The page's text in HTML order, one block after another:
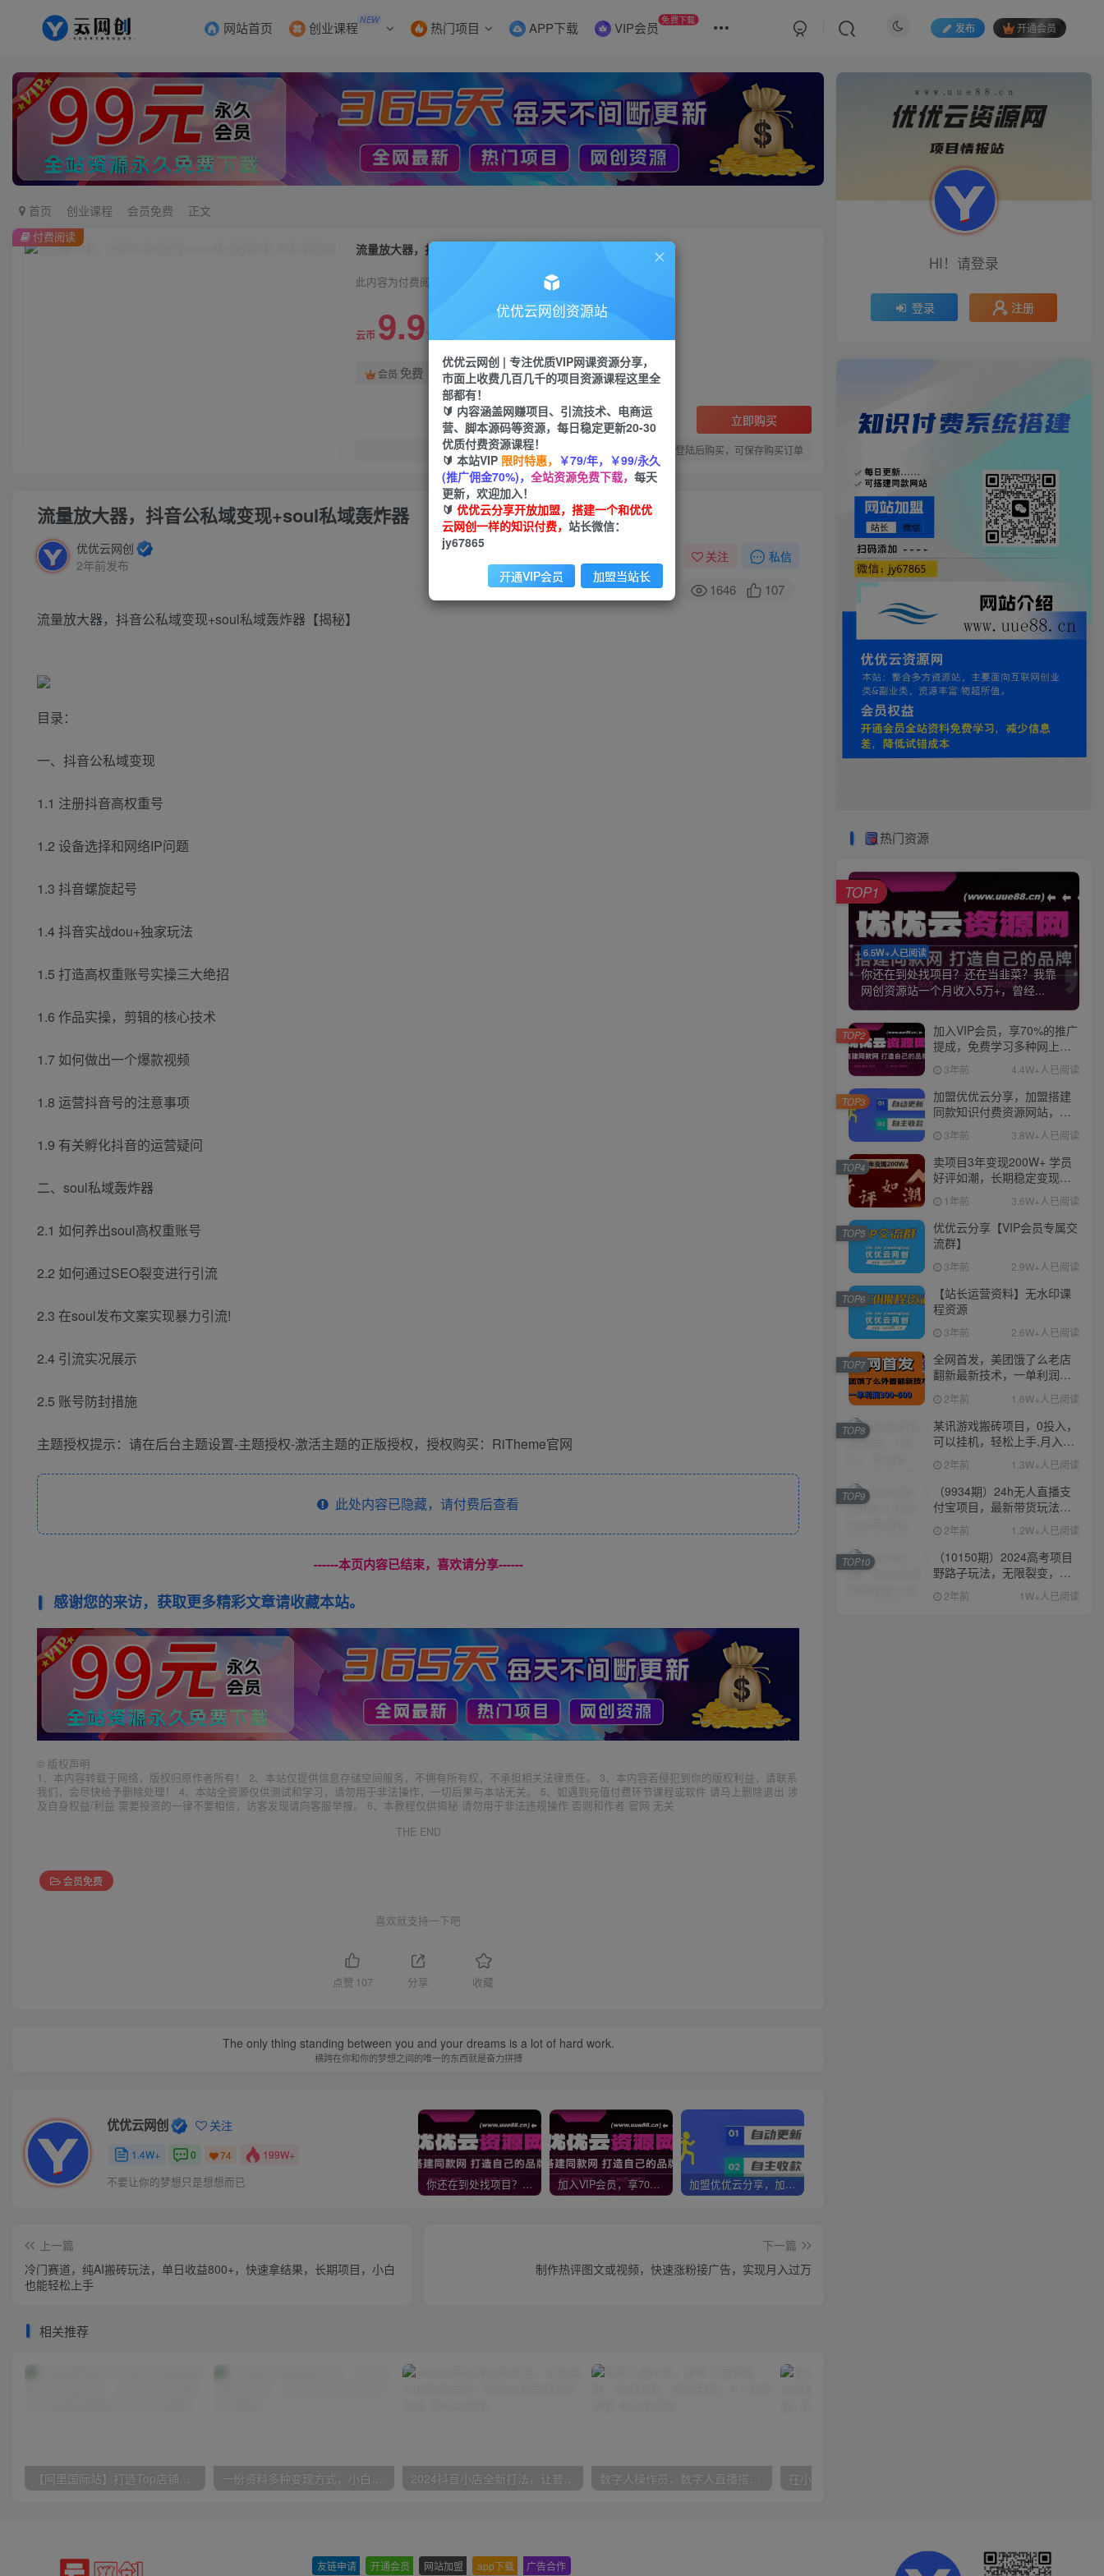
网站首页 创业课程 NEW 热门项目 APP下载 VIP会员 免费下载
发布 开通会员
首页 创业课程 会员免费 正文
流量放大器，抖音公私域变现+soul私域轰炸器
此内容为付费阅读，请付费后查看
云币 9.9云币
会员 免费
立即购买
您当前未登录！建议登陆后购买，可保存购买订单
付费阅读
流量放大器，抖音公私域变现+soul私域轰炸器
优优云网创
2年前发布
关注 私信
1646 107
流量放大器，抖音公私域变现+soul私域轰炸器【揭秘】
目录：
一、抖音公私域变现
1.1 注册抖音高权重号
1.2 设备选择和网络IP问题
1.3 抖音螺旋起号
1.4 抖音实战dou+独家玩法
1.5 打造高权重账号实操三大绝招
1.6 作品实操，剪辑的核心技术
1.7 如何做出一个爆款视频
1.8 运营抖音号的注意事项
1.9 有关孵化抖音的运营疑问
二、soul私域轰炸器
2.1 如何养出soul高权重账号
2.2 如何通过SEO裂变进行引流
2.3 在soul发布文案实现暴力引流!
2.4 引流实况展示
2.5 账号防封措施
主题授权提示：请在后台主题设置-主题授权-激活主题的正版授权，授权购买：RiTheme官网
此处内容已隐藏，请付费后查看
------本页内容已结束，喜欢请分享------
感谢您的来访，获取更多精彩文章请收藏本站。
© 版权声明
1、本内容转载于网络，版权归原作者所有！ 2、本站仅提供信息存储空间服务，不拥有所有权，不承担相关法律责任。 3、本内容若侵犯到你的版权利益，请联系
我们，会尽快给予删除处理！ 4、本站全资源仅供测试和学习，请勿用于非法操作，一切后果与本站无关。 5、如遇到充值付费环节课程或软件 请马上删除退出 涉
及自身权益/利益 需要投资的一律不要相信，访客发现请向客服举报。 6、本教程仅供揭秘 请勿用于非法违规操作 否则和作者 官网 无关
THE END
会员免费
喜欢就支持一下吧
点赞 107 分享 收藏
The only thing standing between you and your dreams is a lot of hard work.
横跨在你和你的梦想之间的唯一的东西就是奋力拼搏
优优云网创 关注
1.4W+ 0 74 199W+
不要让你的梦想只是想想而已 你还在到处找项目？还在当韭菜？我靠网创资源站一个月收入5万+，曾经我也是个失败者。 加入VIP会员，享70%的推广提成，免费学习多种网上创业课程，菜鸟秒变大神！ 加盟优优云分享，加盟搭建同款知识付费资源网站，实现长期稳定被动收入~
上一篇
冷门赛道，纯AI搬砖玩法，单日收益800+，快速拿结果，长期项目，小白
也能轻松上手
下一篇
制作热评图文或视频，快速涨粉接广告，实现月入过万
相关推荐
【阿里国际站】打造Top店铺&获得优质询盘客户，​95%的国际站讲师不会说的运营技巧 一份资料多种变现方式，小白也能轻松上手，日入800不是问题 2024抖音小店全新打法，让普通人也能学会做一家长久稳定赚钱的抖店 数字人操作员，数字人直播搭建、多路开播、选品技巧，0-1开播流程
HI！请登录
登录 注册
热门资源
6.5W+人已阅读
你还在到处找项目？还在当韭菜？我靠
网创资源站一个月收入5万+，曾经...
TOP1
加入VIP会员，享70%的推广
提成，免费学习多种网上创
业课程，菜鸟秒变大神！
3年前 4.4W+人已阅读
TOP2
加盟优优云分享，加盟搭建
同款知识付费资源网站，实
现长期稳定被动收入~
3年前 3.8W+人已阅读
TOP3
卖项目3年变现200W+ 学员
好评如潮，长期稳定变现，
可以一直干到老！
1年前 3.6W+人已阅读
TOP4
优优云分享【VIP会员专属交
流群】
3年前 2.9W+人已阅读
TOP5
【站长运营资料】无水印课
程资源
3年前 2.6W+人已阅读
TOP6
全网首发，美团饿了么老店
翻新最新技术，一单利润
300-600
2年前 1.6W+人已阅读
TOP7
某讯游戏搬砖项目，0投入，
可以挂机，轻松上手,月入
3000+上不封顶
2年前 1.3W+人已阅读
TOP8
（9934期）24h无人直播支
付宝项目，最新带货玩法，
纯躺赚实测日入500+
2年前 1.2W+人已阅读
TOP9
（10150期）2024高考项目
野路子玩法，无限裂变，最
高一天1W＋！
2年前 1W+人已阅读
TOP10
友链申请 开通会员 网站加盟 app下载 广告合作
优优云网创资源站
优优云网创 | 专注优质VIP网课资源分享，
市面上收费几百几千的项目资源课程这里全
部都有！
🔰 内容涵盖网赚项目、引流技术、电商运
营、脚本源码等资源，每日稳定更新20-30
优质付费资源课程！
🔰 本站VIP 限时特惠， ￥79/年，￥99/永久
(推广佣金70%)， 全站资源免费下载， 每天
更新，欢迎加入！
🔰 优优云分享开放加盟，搭建一个和优优
云网创一样的知识付费， 站长微信：
jy67865
开通VIP会员 加盟当站长